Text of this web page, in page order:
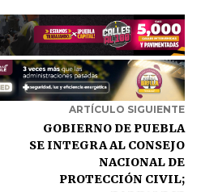
ARTÍCULO SIGUIENTE
GOBIERNO DE PUEBLA
SE INTEGRA AL CONSEJO
NACIONAL DE
PROTECCIÓN CIVIL;